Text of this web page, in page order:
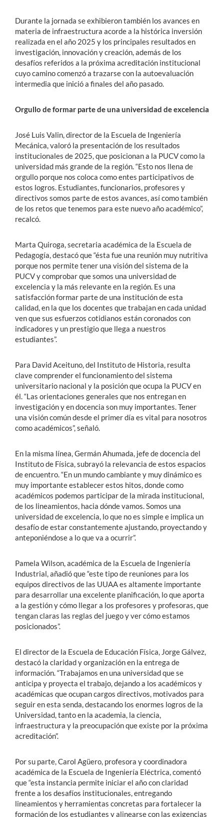
Durante la jornada se exhibieron también los avances en
materia de infraestructura acorde a la histórica inversión
realizada en el año 2025 y los principales resultados en
investigación, innovación y creación, además de los
desafíos referidos a la próxima acreditación institucional
cuyo camino comenzó a trazarse con la autoevaluación
intermedia que inició a finales del año pasado.
Orgullo de formar parte de una universidad de excelencia
José Luis Valin, director de la Escuela de Ingeniería
Mecánica, valoró la presentación de los resultados
institucionales de 2025, que posicionan a la PUCV como la
universidad más grande de la región. “Esto nos llena de
orgullo porque nos coloca como entes participativos de
estos logros. Estudiantes, funcionarios, profesores y
directivos somos parte de estos avances, así como también
de los retos que tenemos para este nuevo año académico”,
recalcó.
Marta Quiroga, secretaria académica de la Escuela de
Pedagogía, destacó que “ésta fue una reunión muy nutritiva
porque nos permite tener una visión del sistema de la
PUCV y comprobar que somos una universidad de
excelencia y la más relevante en la región. Es una
satisfacción formar parte de una institución de esta
calidad, en la que los docentes que trabajan en cada unidad
ven que sus esfuerzos cotidianos están coronados con
indicadores y un prestigio que llega a nuestros
estudiantes”.
Para David Aceituno, del Instituto de Historia, resulta
clave comprender el funcionamiento del sistema
universitario nacional y la posición que ocupa la PUCV en
él. “Las orientaciones generales que nos entregan en
investigación y en docencia son muy importantes. Tener
una visión común desde el primer día es vital para nosotros
como académicos”, señaló.
En la misma línea, Germán Ahumada, jefe de docencia del
Instituto de Física, subrayó la relevancia de estos espacios
de encuentro. “En un mundo cambiante y muy dinámico es
muy importante establecer estos hitos, donde como
académicos podemos participar de la mirada institucional,
de los lineamientos, hacia dónde vamos. Somos una
universidad de excelencia, lo que no es simple e implica un
desafío de estar constantemente ajustando, proyectando y
anteponiéndose a lo que va a ocurrir”.
Pamela Wilson, académica de la Escuela de Ingeniería
Industrial, añadió que “este tipo de reuniones para los
equipos directivos de las UUAA es altamente importante
para desarrollar una excelente planificación, lo que aporta
a la gestión y cómo llegar a los profesores y profesoras, que
tengan claras las reglas del juego y ver cómo estamos
posicionados”.
El director de la Escuela de Educación Física, Jorge Gálvez,
destacó la claridad y organización en la entrega de
información. “Trabajamos en una universidad que se
anticipa y proyecta el trabajo, dejando a los académicos y
académicas que ocupan cargos directivos, motivados para
seguir en esta senda, destacando los enormes logros de la
Universidad, tanto en la academia, la ciencia,
infraestructura y la preocupación que existe por la próxima
acreditación”.
Por su parte, Carol Agüero, profesora y coordinadora
académica de la Escuela de Ingeniería Eléctrica, comentó
que “esta instancia permite iniciar el año con claridad
frente a los desafíos institucionales, entregando
lineamientos y herramientas concretas para fortalecer la
formación de los estudiantes y alinearse con las exigencias